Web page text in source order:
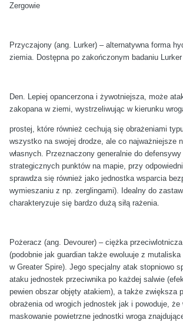
Zergowie
Przyczajony (ang. Lurker) – alternatywna forma
ziemia. Dostępna po zakończonym badaniu
Den. Lepiej opancerzona i żywotniejsza, może
zakopana w ziemi, wystrzeliwując w kierunku
prostej, które również cechują się obrażeniami
wszystko na swojej drodze, ale co najważniejsze
własnych. Przeznaczony generalnie do
strategicznych punktów na mapie, przy
sprawdza się również jako jednostka wsparcia
wymieszaniu z np. zerglingami). Idealny do
charakteryzuje się bardzo dużą siłą rażenia.
Pożeracz (ang. Devourer) – ciężka
(podobnie jak guardian także ewoluuje z
w Greater Spire). Jego specjalny atak stopniowo
ataku jednostek przeciwnika po każdej salwie
pewien obszar objęty atakiem), a także zwiększa
obrażenia od wrogich jednostek jak i powoduje, że
maskowanie powietrzne jednostki wroga